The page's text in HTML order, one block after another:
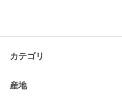
カテゴリ
産地